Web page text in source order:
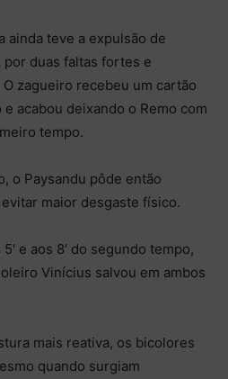
ainda teve a expulsão de
duas faltas fortes e
zagueiro recebeu um cartão
acabou deixando o Remo com
tempo.
o Paysandu pôde então
maior desgaste físico.
e aos 8′ do segundo tempo,
Vinícius salvou em ambos
mais reativa, os bicolores
quando surgiam